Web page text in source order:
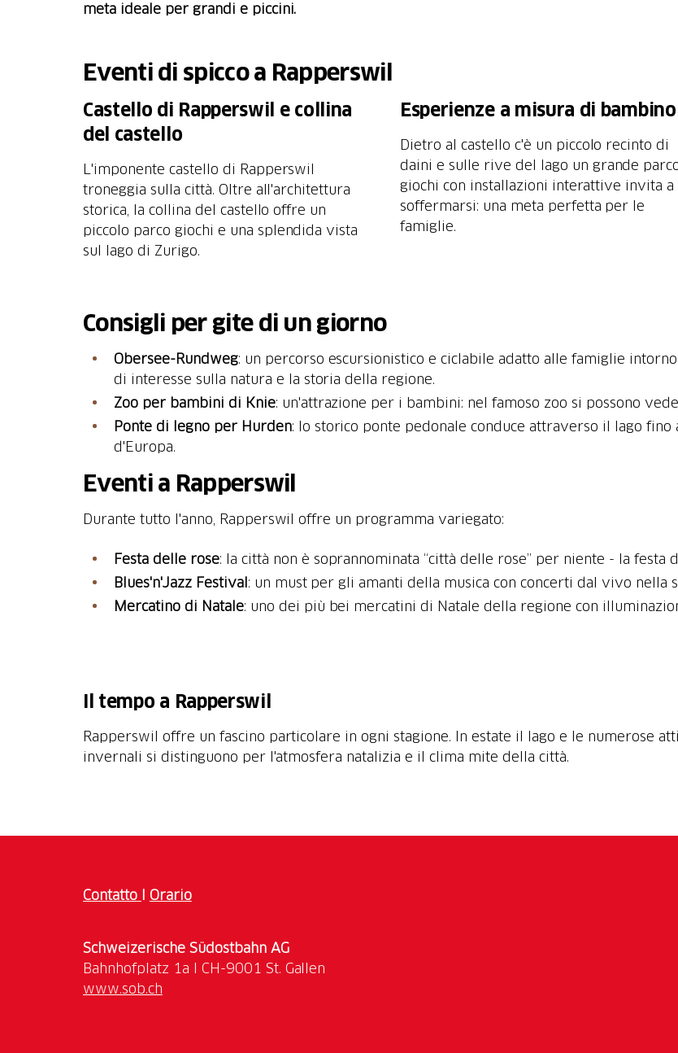
meta ideale per grandi e piccini.
Eventi di spicco a Rapperswil
Castello di Rapperswil e collina
del castello
L'imponente castello di Rapperswil
troneggia sulla città. Oltre all'architettura
storica, la collina del castello offre un
piccolo parco giochi e una splendida vista
sul lago di Zurigo.
Esperienze a misura di bambino
Dietro al castello c'è un piccolo recinto di
daini e sulle rive del lago un grande
giochi con installazioni interattive invita a
soffermarsi: una meta perfetta per le
famiglie.
Consigli per gite di un giorno
Obersee-Rundweg: un percorso escursionistico e ciclabile adatto alle famiglie
di interesse sulla natura e la storia della regione.
Zoo per bambini di Knie: un'attrazione per i bambini: nel famoso zoo si possono
Ponte di legno per Hurden: lo storico ponte pedonale conduce attraverso il lago
d'Europa.
Eventi a Rapperswil
Durante tutto l'anno, Rapperswil offre un programma variegato:
Festa delle rose: la città non è soprannominata “città delle rose” per niente - la
Blues'n'Jazz Festival: un must per gli amanti della musica con concerti dal vivo nella
Mercatino di Natale: uno dei più bei mercatini di Natale della regione con
Il tempo a Rapperswil
Rapperswil offre un fascino particolare in ogni stagione. In estate il lago e le numerose
invernali si distinguono per l'atmosfera natalizia e il clima mite della città.
Contatto I Orario
Schweizerische Südostbahn AG
www.sob.ch